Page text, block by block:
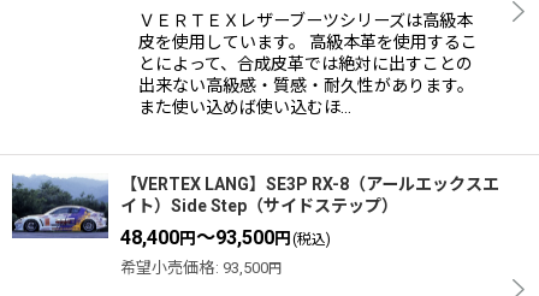
ＶＥＲＴＥＸレザーブーツシリーズは高級本
皮を使用しています。 高級本革を使用するこ
とによって、合成皮革では絶対に出すことの
出来ない高級感・質感・耐久性があります。
また使い込めば使い込むほ…
【VERTEX LANG】SE3P RX-8（アールエックスエ
イト）Side Step（サイドステップ）
48,400円～93,500円 (税込)
希望小売価格: 93,500円